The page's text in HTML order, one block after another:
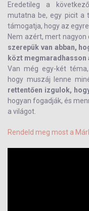
Eredetileg a
mutatna be, egy picit a
támogatja, hogy az
Nem azért, mert nagyon
szerepük van abban,
közt megmaradhasson
Van még egy-két
hogy muszáj lenne
rettentően izgulok,
hogyan fogadják, és
a világot.
Rendeld meg most a